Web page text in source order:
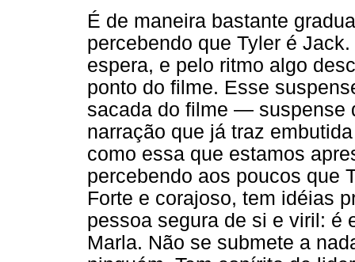
É de maneira bastante
percebendo que Tyler é
espera, e pelo ritmo algo
ponto do filme. Esse
sacada do filme — suspense
narração que já traz
como essa que estamos
percebendo aos poucos que
Forte e corajoso, tem idéias
pessoa segura de si e viril: é
Marla. Não se submete a